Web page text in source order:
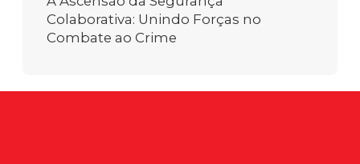
Colaborativa: Unindo Forças no
Combate ao Crime